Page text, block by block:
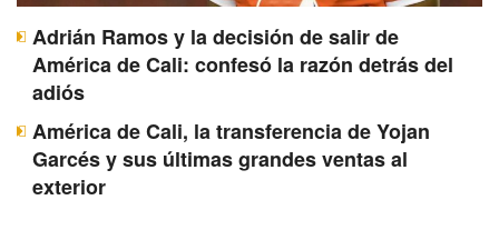
Adrián Ramos y la decisión de salir de
América de Cali: confesó la razón detrás del
adiós
América de Cali, la transferencia de Yojan
Garcés y sus últimas grandes ventas al
exterior